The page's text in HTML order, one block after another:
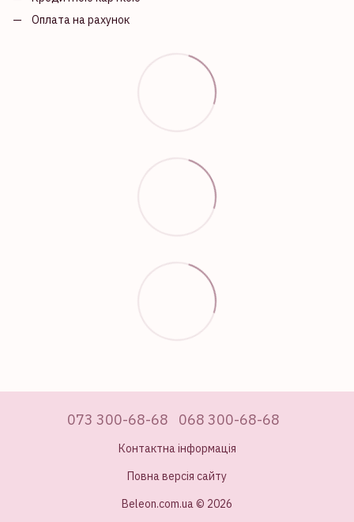
Оплата на рахунок
073 300-68-68 068 300-68-68
Контактна інформація
Повна версія сайту
Beleon.com.ua © 2026